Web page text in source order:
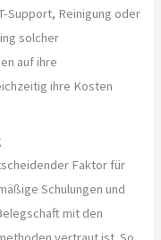
Support, Reinigung oder
solcher
auf ihre
ihre Kosten
Faktor für
Schulungen und
mit den